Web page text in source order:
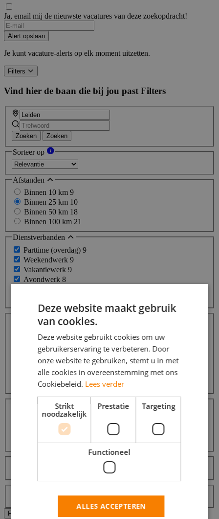
Ja, email mij de nieuwste vacatures van deze zoekopdracht!
Alert opslaan
Je kunt vacature-alerts op elk moment uitzetten.
Filters
Vind hier de baan die bij jou past Filters
Zoeken Zoeken
Sorteer op
Afstanden
Binnen 10 km 9
Binnen 25 km 10
Binnen 50 km 18
Binnen 100 km 21
Dienstverbanden
Parttime (overdag) 9
Weekendwerk 9
Vakantiewerk 9
Avondwerk 8
Beroepsgroepen
Transport / Logistiek / Chauffeur / Koerier
Zorg / Thuiszorg / Kinderopvang87
Horeca / Catering55
Commercieel / Verkoop / Inkoop
Administratief16
Promotiewerk / Hostess10
Opleidingsniveaus
Middelbare school10
Universiteit9
Filters Toepassen
Deze website maakt gebruik
van cookies.
Deze website gebruikt cookies om uw
gebruikerservaring te verbeteren. Door
onze website te gebruiken, stemt u in met
alle cookies in overeenstemming met ons
Cookiebeleid. Lees verder
Strikt
noodzakelijk
Prestatie Targeting
Functioneel
ALLES ACCEPTEREN